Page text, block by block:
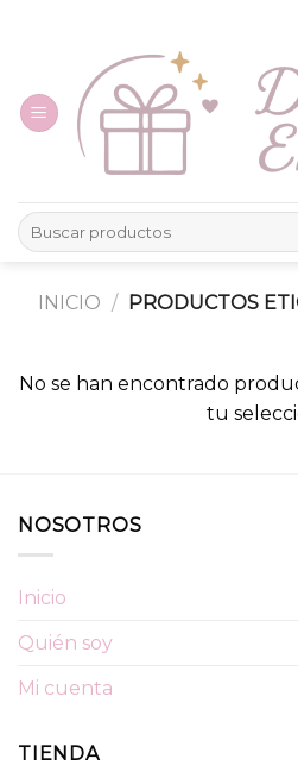
Buscar
por:
INICIO / PRODUCTOS
No se han encontrado
tu
NOSOTROS
Inicio
Quién soy
Mi cuenta
TIENDA